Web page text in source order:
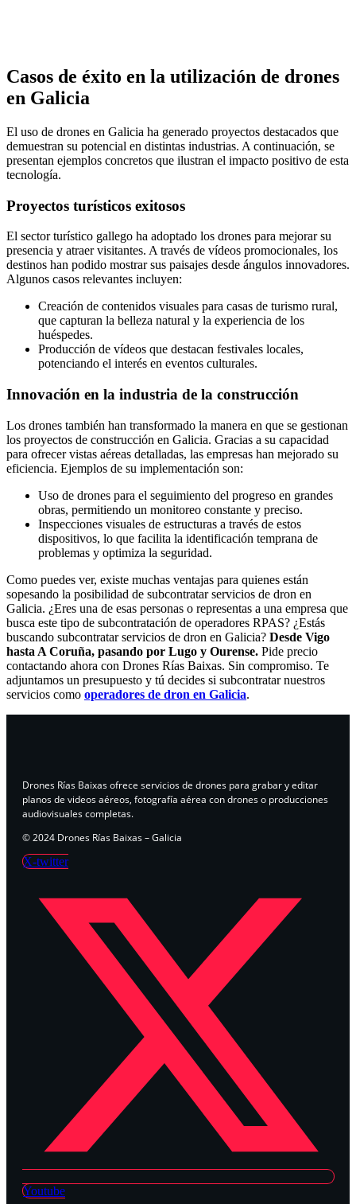
Casos de éxito en la utilización de drones
en Galicia
El uso de drones en Galicia ha generado proyectos destacados que
demuestran su potencial en distintas industrias. A continuación, se
presentan ejemplos concretos que ilustran el impacto positivo de esta
tecnología.
Proyectos turísticos exitosos
El sector turístico gallego ha adoptado los drones para mejorar su
presencia y atraer visitantes. A través de vídeos promocionales, los
destinos han podido mostrar sus paisajes desde ángulos innovadores.
Algunos casos relevantes incluyen:
Creación de contenidos visuales para casas de turismo rural,
que capturan la belleza natural y la experiencia de los
huéspedes.
Producción de vídeos que destacan festivales locales,
potenciando el interés en eventos culturales.
Innovación en la industria de la construcción
Los drones también han transformado la manera en que se gestionan
los proyectos de construcción en Galicia. Gracias a su capacidad
para ofrecer vistas aéreas detalladas, las empresas han mejorado su
eficiencia. Ejemplos de su implementación son:
Uso de drones para el seguimiento del progreso en grandes
obras, permitiendo un monitoreo constante y preciso.
Inspecciones visuales de estructuras a través de estos
dispositivos, lo que facilita la identificación temprana de
problemas y optimiza la seguridad.
Como puedes ver, existe muchas ventajas para quienes están
sopesando la posibilidad de subcontratar servicios de dron en
Galicia. ¿Eres una de esas personas o representas a una empresa que
busca este tipo de subcontratación de operadores RPAS? ¿Estás
buscando subcontratar servicios de dron en Galicia? Desde Vigo
hasta A Coruña, pasando por Lugo y Ourense. Pide precio
contactando ahora con Drones Rías Baixas. Sin compromiso. Te
adjuntamos un presupuesto y tú decides si subcontratar nuestros
servicios como operadores de dron en Galicia.
Drones Rías Baixas ofrece servicios de drones para grabar y editar
planos de videos aéreos, fotografía aérea con drones o producciones
audiovisuales completas.
© 2024 Drones Rías Baixas – Galicia
X-twitter
Youtube